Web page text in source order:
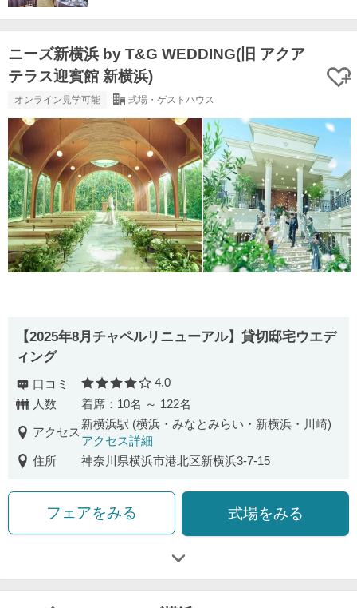
ニーズ新横浜 by T&G WEDDING(旧 アクア
テラス迎賓館 新横浜)
オンライン見学可能 式場・ゲストハウス
【2025年8月チャペルリニューアル】貸切邸宅ウエデ
ィング
口コミ 口コミ評価
4.0
人数
着席：10名 ～ 122名
アクセス
新横浜駅 (横浜・みなとみらい・新横浜・川崎)
アクセス詳細
住所
神奈川県横浜市港北区新横浜3-7-15
フェアをみる 式場をみる